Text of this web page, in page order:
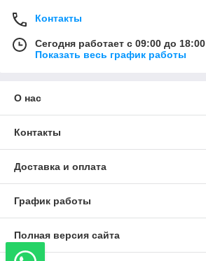
Контакты
Сегодня работает с 09:00 до 18:00
Показать весь график работы
О нас
Контакты
Доставка и оплата
График работы
Полная версия сайта